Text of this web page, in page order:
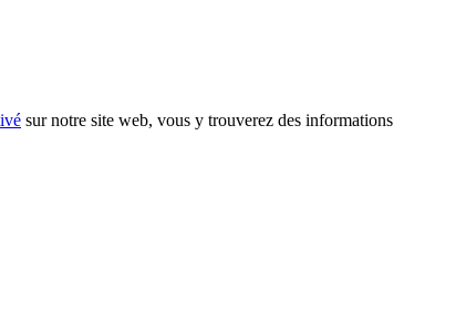
sur notre site web, vous y trouverez des informations